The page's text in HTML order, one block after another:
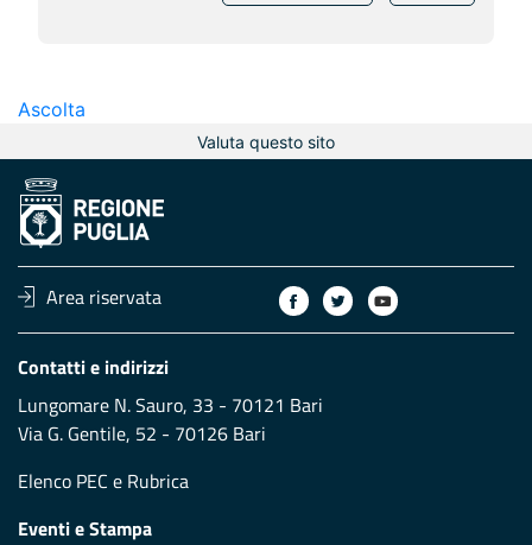
Ascolta
Valuta questo sito
Area riservata
Contatti e indirizzi
Lungomare N. Sauro, 33 - 70121 Bari
Via G. Gentile, 52 - 70126 Bari
Elenco PEC e Rubrica
Eventi e Stampa